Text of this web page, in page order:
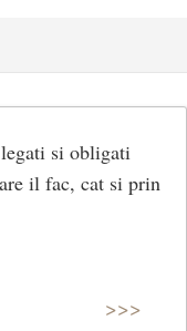
si obligati
il fac, cat si prin
>>>